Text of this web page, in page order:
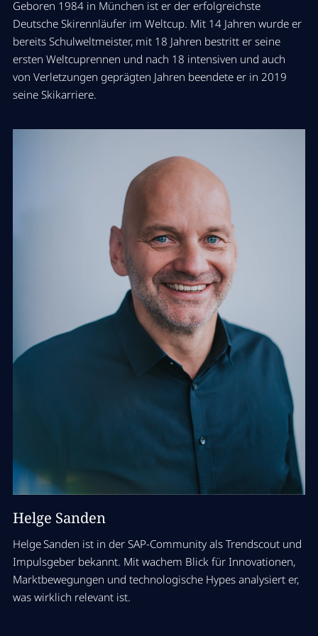
11:00 Uhr
Business Value First: weg vom
Systemdenken, hin zur
Wertschöpfung
Key Note mit Helge Sanden
Mehr Infos zur Session
11:30 Uhr
Real Talk: Ungefilterte
Kundenerfahrungen aus der
Panel Diskussion mit
Internal Manager SAP
Solutions, zeb consulting und
CIO/ Prokurist, Polipol
Holding GmbH & Co. KG
12:15 Uhr
Mittagspause & Networking
60 Min
Geboren 1984 in München ist er der erfolgreichste
Deutsche Skirennläufer im Weltcup. Mit 14 Jahren wurde er
bereits Schulweltmeister, mit 18 Jahren bestritt er seine
ersten Weltcuprennen und nach 18 intensiven und auch
von Verletzungen geprägten Jahren beendete er in 2019
seine Skikarriere.
Helge Sanden
Helge Sanden ist in der SAP‑Community als Trendscout und
Impulsgeber bekannt. Mit wachem Blick für Innovationen,
Marktbewegungen und technologische Hypes analysiert er,
was wirklich relevant ist.